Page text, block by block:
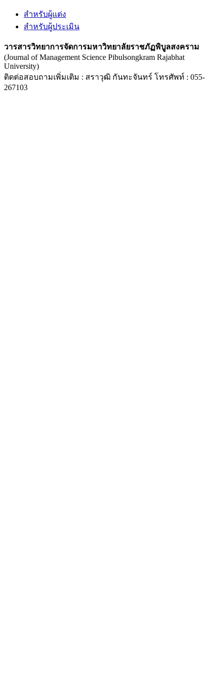
สำหรับผู้แต่ง
สำหรับผู้ประเมิน
วารสารวิทยาการจัดการมหาวิทยาลัยราชภัฏพิบูลสงคราม
(Journal of Management Science Pibulsongkram Rajabhat
University)
ติดต่อสอบถามเพิ่มเติม : สราวุฒิ กันทะจันทร์ โทรศัพท์ : 055-
267103